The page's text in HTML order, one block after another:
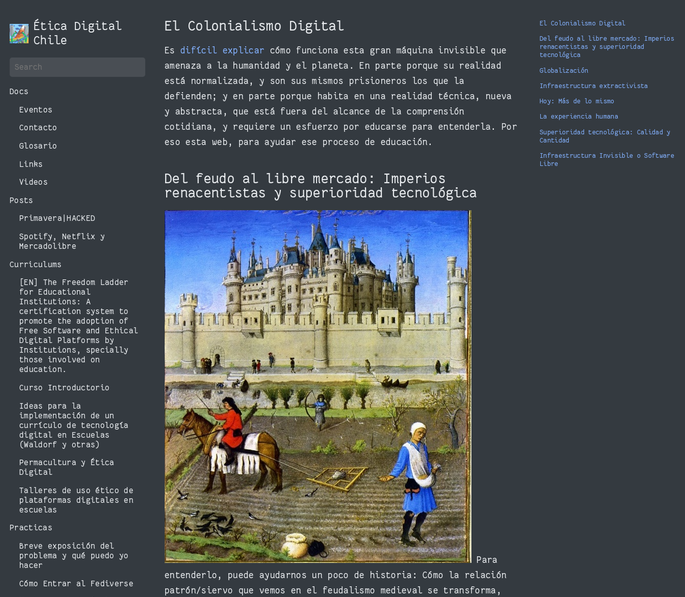
Ética Digital
Chile
Docs
Eventos
Contacto
Glosario
Links
Videos
Posts
Primavera|HACKED
Spotify, Netflix y
Mercadolibre
Curriculums
[EN] The Freedom Ladder
for Educational
Institutions: A
certification system to
promote the adoption of
Free Software and Ethical
Digital Platforms by
Institutions, specially
those involved on
education.
Curso Introductorio
Ideas para la
implementación de un
currículo de tecnología
digital en Escuelas
(Waldorf y otras)
Permacultura y Ética
Digital
Talleres de uso ético de
plataformas digitales en
escuelas
Practicas
Breve exposición del
problema y qué puedo yo
hacer
Cómo Entrar al Fediverse
El Colonialismo Digital
Es difícil explicar cómo funciona esta gran máquina invisible que
amenaza a la humanidad y el planeta. En parte porque su realidad
está normalizada, y son sus mismos prisioneros los que la
defienden; y en parte porque habita en una realidad técnica, nueva
y abstracta, que está fuera del alcance de la comprensión
cotidiana, y requiere un esfuerzo por educarse para entenderla. Por
eso esta web, para ayudar ese proceso de educación.
Del feudo al libre mercado: Imperios
renacentistas y superioridad tecnológica
Para
entenderlo, puede ayudarnos un poco de historia: Cómo la relación
patrón/siervo que vemos en el feudalismo medieval se transforma,
El Colonialismo Digital
Del feudo al libre mercado: Imperios
renacentistas y superioridad
tecnológica
Globalización
Infraestructura extractivista
Hoy: Más de lo mismo
La experiencia humana
Superioridad tecnológica: Calidad y
Cantidad
Infraestructura Invisible o Software
Libre